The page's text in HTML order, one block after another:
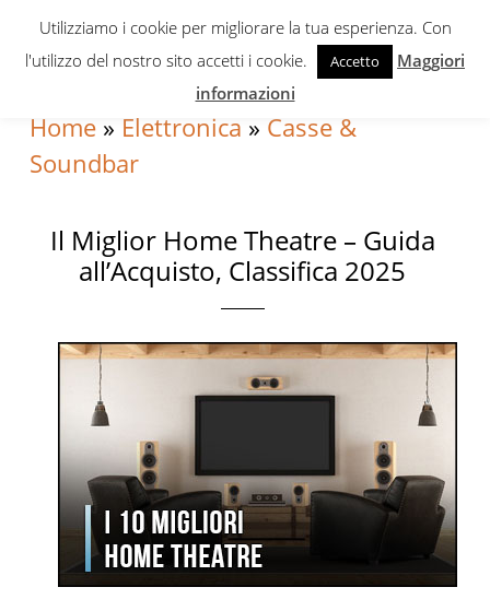
Skip
navigation
Skip
Skip
sidebar
Home » Elettronica » Casse &
Soundbar
Il Miglior Home Theatre – Guida
all’Acquisto, Classifica 2025
Utilizziamo i cookie per migliorare la tua esperienza. Con
l'utilizzo del nostro sito accetti i cookie.
Accetto
Maggiori
informazioni